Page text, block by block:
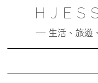
生活、旅遊